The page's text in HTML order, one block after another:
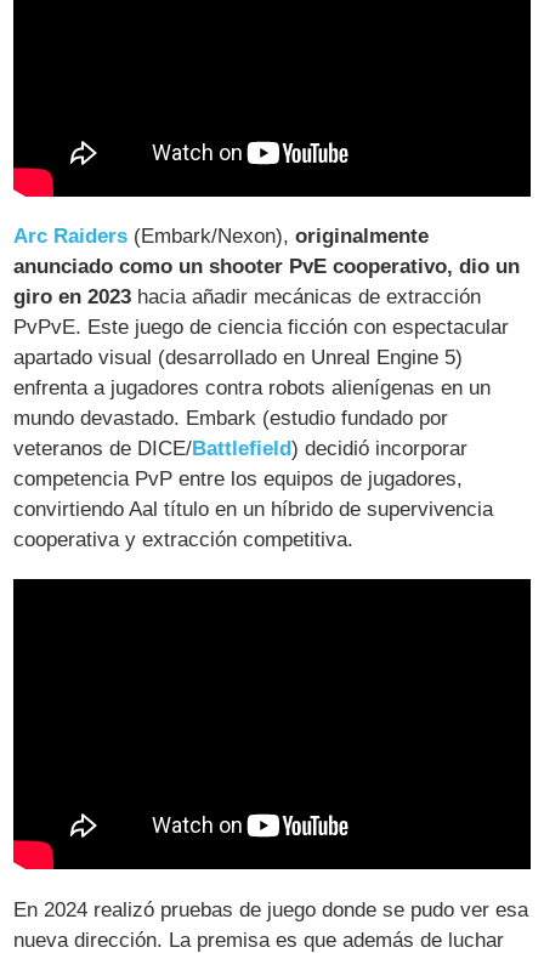
Arc Raiders (Embark/Nexon),originalmente
anunciado como un shooter PvE cooperativo, dio un
giro en 2023 hacia añadir mecánicas de extracción
PvPvE. Este juego de ciencia ficción con espectacular
apartado visual (desarrollado en Unreal Engine 5)
enfrenta a jugadores contra robots alienígenas en un
mundo devastado. Embark (estudio fundado por
veteranos de DICE/Battlefield) decidió incorporar
competencia PvP entre los equipos de jugadores,
convirtiendo Aal título en un híbrido de supervivencia
cooperativa y extracción competitiva.
En 2024 realizó pruebas de juego donde se pudo ver esa
nueva dirección. La premisa es que además de luchar